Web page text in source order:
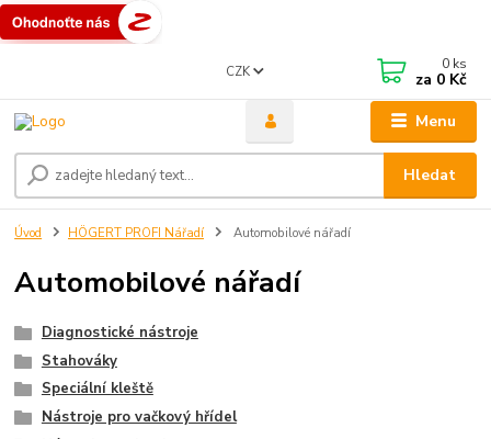
Menu
CZK
Hledat
0 ks
za 0 Kč
Úvod HÖGERT PROFI Nářadí Automobilové nářadí
Automobilové nářadí
Diagnostické nástroje
Stahováky
Speciální kleště
Nástroje pro vačkový hřídel